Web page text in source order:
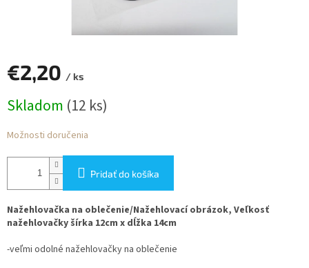
€2,20 / ks
cena:
Skladom (12 ks)
Možnosti doručenia
Pridať do košíka
Nažehlovačka na oblečenie/Nažehlovací obrázok, Veľkosť
nažehlovačky šírka 12cm x dĺžka 14cm
-veľmi odolné nažehlovačky na oblečenie